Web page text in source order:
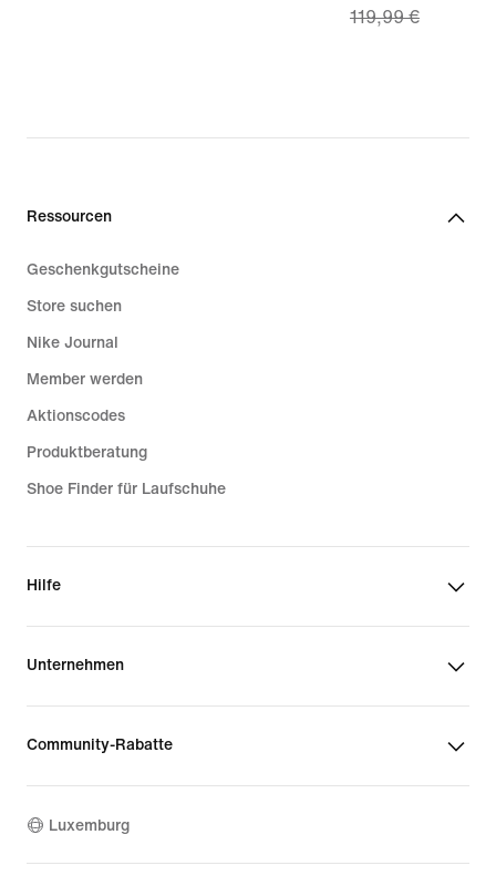
price
119,99 €
119,99 €
Ressourcen
Geschenkgutscheine
Store suchen
Nike Journal
Member werden
Aktionscodes
Produktberatung
Shoe Finder für Laufschuhe
Hilfe
Unternehmen
Community-Rabatte
Luxemburg